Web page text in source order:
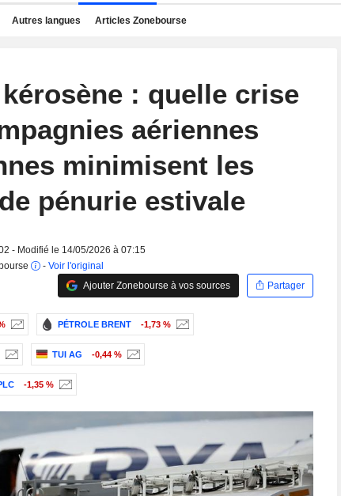
Autres langues Articles Zonebourse
: quelle crise
aériennes
minimisent les
pénurie estivale
- Modifié le 14/05/2026 à 07:15
- Voir l'original
Ajouter Zonebourse à vos sources
Partager
PÉTROLE BRENT -1,73 %
TUI AG -0,44 %
-1,35 %